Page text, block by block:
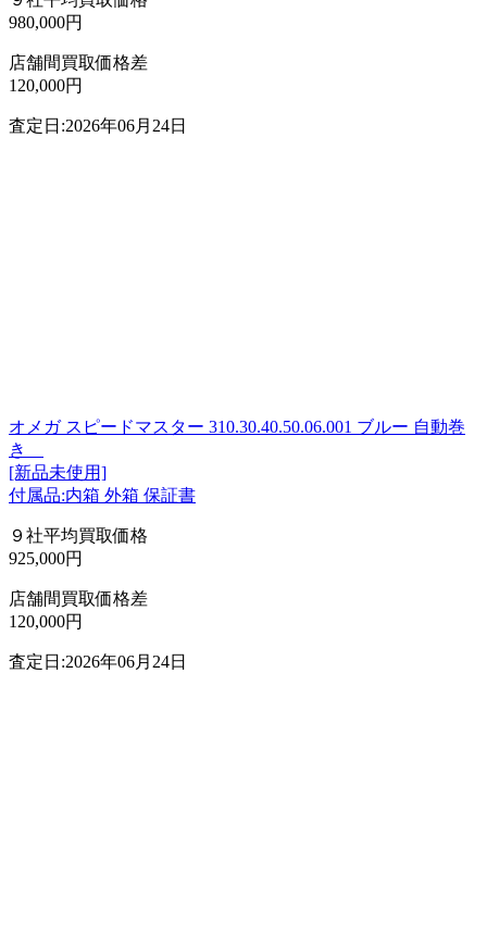
980,000円
店舗間買取価格差
120,000円
査定日:2026年06月24日
オメガ スピードマスター 310.30.40.50.06.001 ブルー 自動巻
き
[新品未使用]
付属品:内箱 外箱 保証書
９社平均買取価格
925,000円
店舗間買取価格差
120,000円
査定日:2026年06月24日